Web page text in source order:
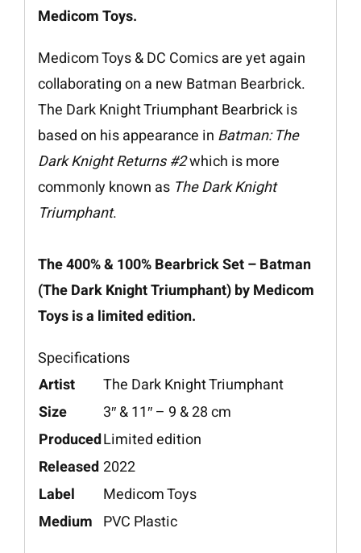
Medicom Toys.
Medicom Toys & DC Comics are yet again
collaborating on a new Batman Bearbrick.
The Dark Knight Triumphant Bearbrick is
based on his appearance in Batman: The
Dark Knight Returns #2which is more
commonly known as The Dark Knight
Triumphant.
The 400% & 100% Bearbrick Set – Batman
(The Dark Knight Triumphant) by Medicom
Toys is a limited edition.
Specifications
Artist
The Dark Knight Triumphant
Size
3″ & 11″ – 9 & 28 cm
ProducedLimited edition
Released 2022
Label
Medicom Toys
Medium PVC Plastic